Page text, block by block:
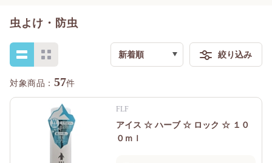
虫よけ・防虫
絞り込み
検索
新着順
57件
FLF
アイス ☆ ハーブ ☆ ロック ☆ １０
０ｍｌ